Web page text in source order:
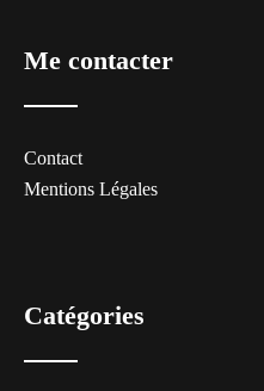
Me contacter
Contact
Mentions Légales
Catégories